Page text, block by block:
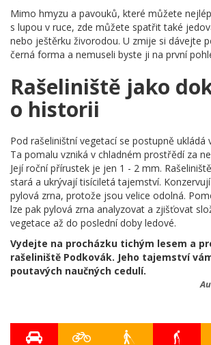
Mimo hmyzu a pavouků, které můžete
s lupou v ruce, zde můžete spatřit také
nebo ještěrku živorodou. U zmije si dávejte
černá forma a nemuseli byste ji na první
Rašeliniště jako
o historii
Pod rašeliništní vegetací se postupně ukládá
Ta pomalu vzniká v chladném prostřědí za
Její roční přírustek je jen 1 - 2 mm.
stará a ukrývají tisíciletá tajemství.
pylová zrna, protože jsou velice odolná.
lze pak pylová zrna analyzovat a zjišťovat
vegetace až do poslední doby ledové.
Vydejte na procházku tichým lesem a
rašeliniště Podkovák. Jeho tajemství
poutavých naučných cedulí.